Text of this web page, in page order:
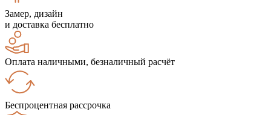
Замер, дизайн
и доставка бесплатно
Оплата наличными, безналичный расчёт
Беспроцентная рассрочка